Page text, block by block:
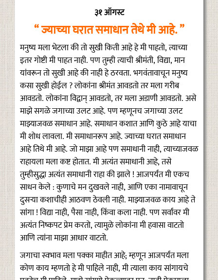
३१ ऑगस्ट
“ ज्याच्या घरात समाधान तेथे मी आहे. ”
मनुष्य मला भेटला की तो सुखी किती आहे हे मी पाहतो, त्याच्या
इतर गोष्टी मी पाहत नाही. पण तुम्ही त्याची श्रीमंती, विद्या, मान
यांवरून तो सुखी आहे की नाही हे ठरवता. भगवंतावाचून मनुष्य
कसा सुखी होईल ? लोकांना श्रीमंत आवडतो तर मला गरीब
आवडतो. लोकांना विद्वान् आवडतो, तर मला अडाणी आवडतो. असे
माझे सगळे जगाच्या उलट आहे. पण म्हणूनच जगाच्या उलट
माझ्याजवळ समाधान आहे. समाधान कशात आणि कुठे आहे याचा
मी शोध लावला. मी समाधानरूप आहे. ज्याच्या घरात समाधान
आहे तिथे मी आहे. जो माझा आहे पण समाधानी नाही, त्याच्याजवळ
राहायला मला कष्ट होतात. मी अत्यंत समाधानी आहे, तसे
तुम्हीसुद्धा अत्यंत समाधानी राहा की झाले ! आजपर्यंत मी एकच
साधन केले : कुणाचे मन दुखवले नाही, आणि एका नामावाचून
दुसऱ्या कशाचीही आठवण ठेवली नाही. माझ्याजवळ काय आहे ते
सांगा ! विद्या नाही, पैसा नाही, किंवा कला नाही. पण सर्वांवर मी
अत्यंत निष्कपट प्रेम करतो, त्यामुळे लोकांना मी हवासा वाटतो
आणि त्यांना माझा आधार वाटतो.
जगाचा स्वभाव मला पक्का माहीत आहे; म्हणून आजपर्यंत मला
कोण काय म्हणतो हे मी पाहिले नाही, मी त्याला काय सांगायचे